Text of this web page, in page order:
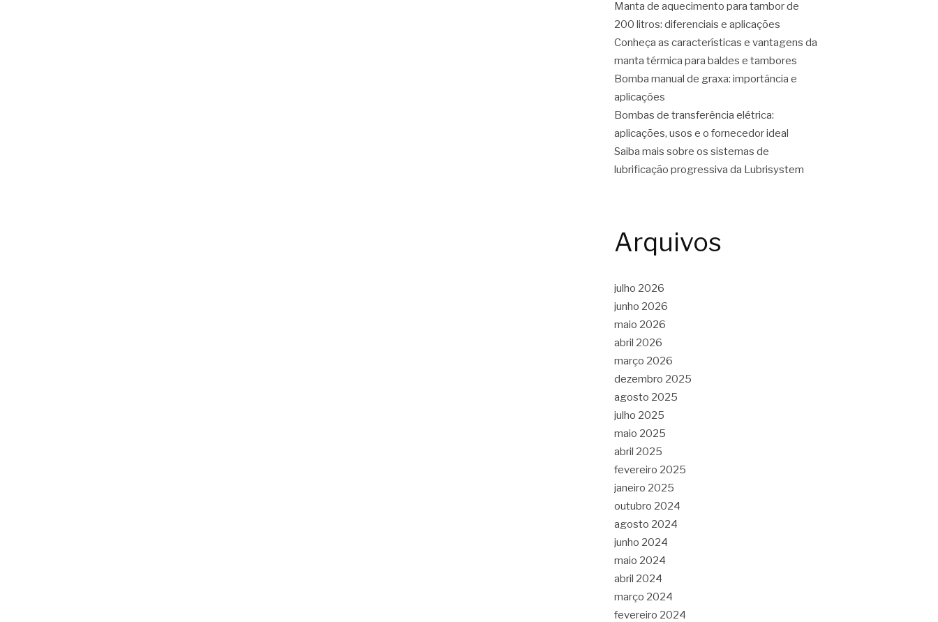
Manta de aquecimento para tambor de
200 litros: diferenciais e aplicações
Conheça as características e vantagens da
manta térmica para baldes e tambores
Bomba manual de graxa: importância e
aplicações
Bombas de transferência elétrica:
aplicações, usos e o fornecedor ideal
Saiba mais sobre os sistemas de
lubrificação progressiva da Lubrisystem
Arquivos
julho 2026
junho 2026
maio 2026
abril 2026
março 2026
dezembro 2025
agosto 2025
julho 2025
maio 2025
abril 2025
fevereiro 2025
janeiro 2025
outubro 2024
agosto 2024
junho 2024
maio 2024
abril 2024
março 2024
fevereiro 2024